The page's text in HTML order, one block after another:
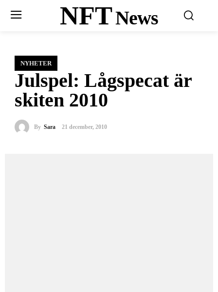
NFTNews
NYHETER
Julspel: Lågspecat är
skiten 2010
By Sara 21 december, 2010